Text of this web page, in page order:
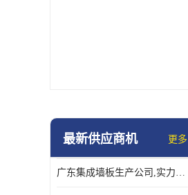
最新供应商机 更多
广东集成墙板生产公司,实力厂家-配送+设计+安装-没中间商